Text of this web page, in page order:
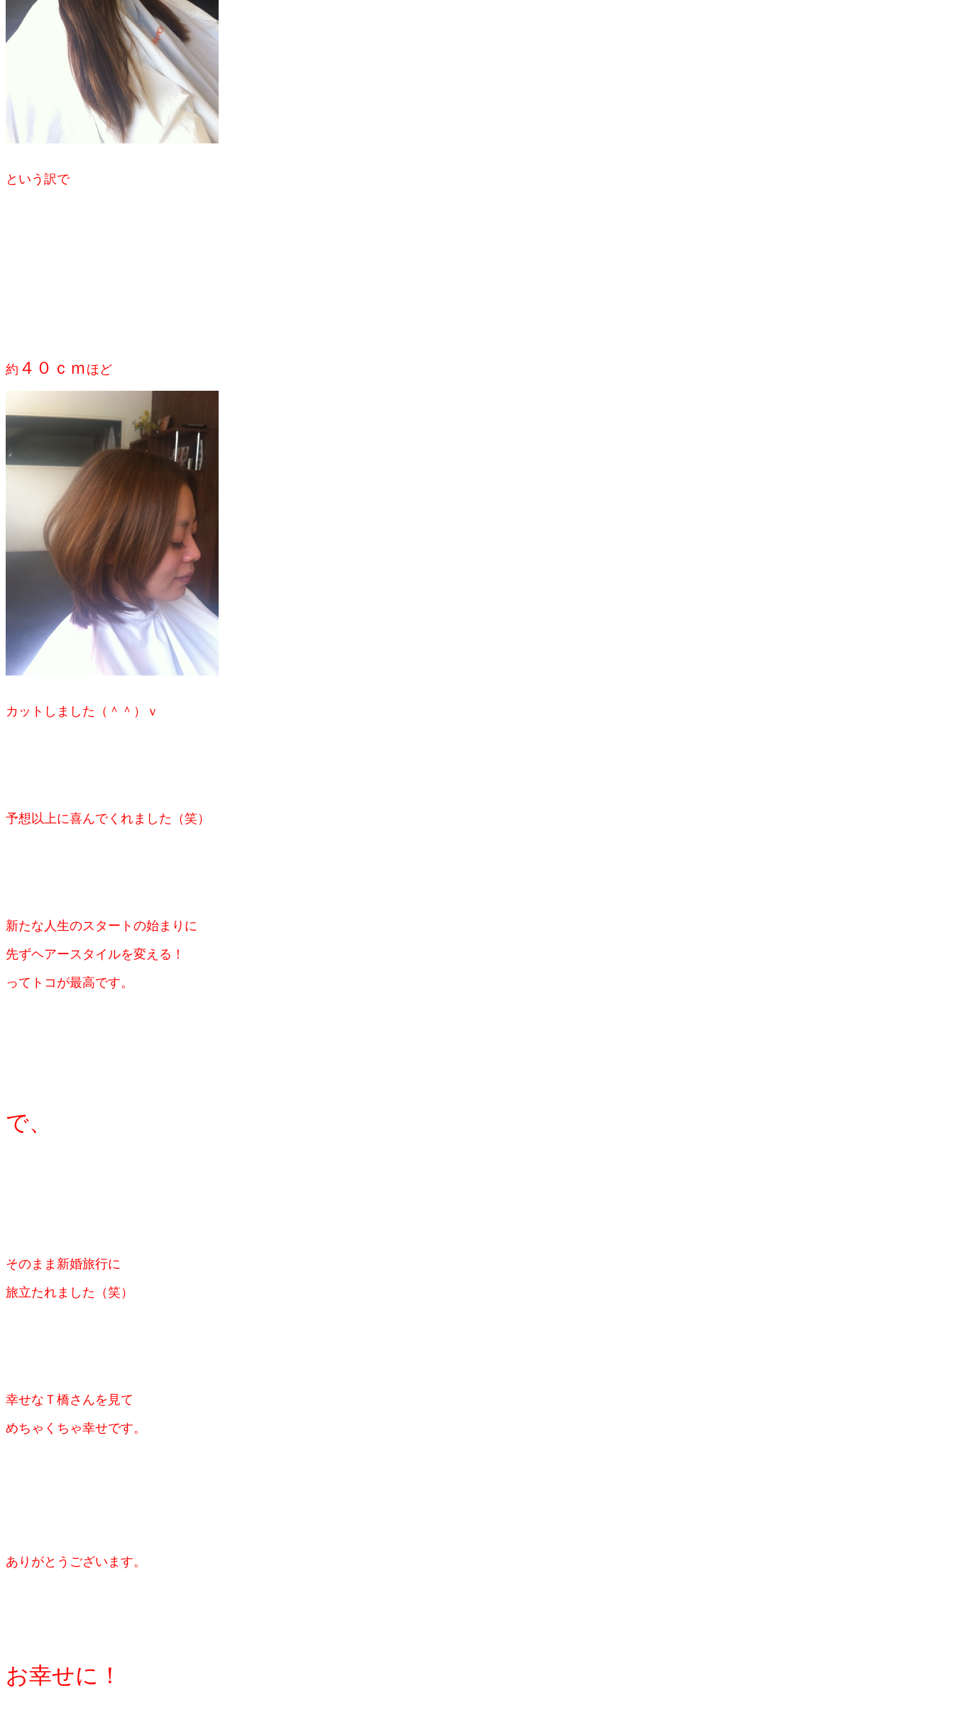
という訳で
約 ４０ｃｍ ほど
カットしました（＾＾）ｖ
予想以上に喜んでくれました（笑）
新たな人生のスタートの始まりに
先ずヘアースタイルを変える！
ってトコが最高です。
で、
そのまま新婚旅行に
旅立たれました（笑）
幸せなＴ橋さんを見て
めちゃくちゃ幸せです。
ありがとうございます。
お幸せに！